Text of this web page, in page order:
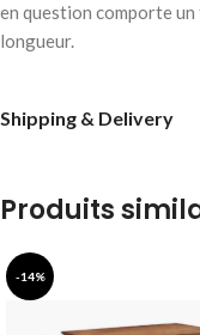
en question comporte
longueur.
Shipping & Delivery
Produits
-14%